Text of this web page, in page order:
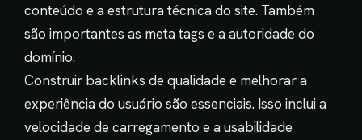
conteúdo e a estrutura técnica do site. Também
são importantes as meta tags e a autoridade do
domínio.
Construir backlinks de qualidade e melhorar a
experiência do usuário são essenciais. Isso inclui a
velocidade de carregamento e a usabilidade